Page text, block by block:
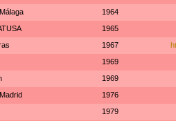
1964
1965
1967
1969
1969
1976
1979